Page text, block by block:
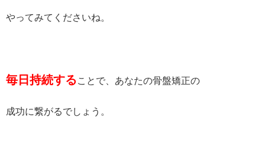
やってみてくださいね。
毎日持続することで、あなたの骨盤矯正の
成功に繋がるでしょう。